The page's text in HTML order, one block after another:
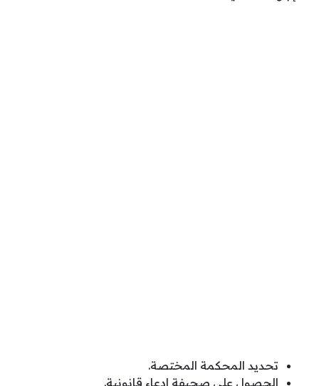
تحديد المحكمة المختصة.
الحصول على صحيفة ادعاء قانونية.